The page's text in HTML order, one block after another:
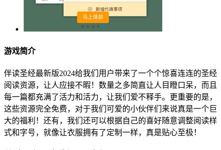
游戏简介
伴读圣经最新版2024给我们用户带来了一个个惊喜连连的圣经
阅读资源，让人应接不暇！数量之多简直让人目瞪口呆，而且
每一篇都充满了活力和活力，让我们爱不释手。更重要的是，
这些资源完全免费，对于我们可爱的小伙伴们来说真是一个巨
大的福利！还有，我们还可以根据自己的喜好随意调整阅读样
式和字号，就像让衣服拥有了定制一样，真是贴心至极！